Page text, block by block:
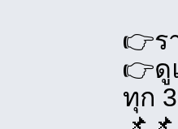
👉ร
👉ดู
ทุก